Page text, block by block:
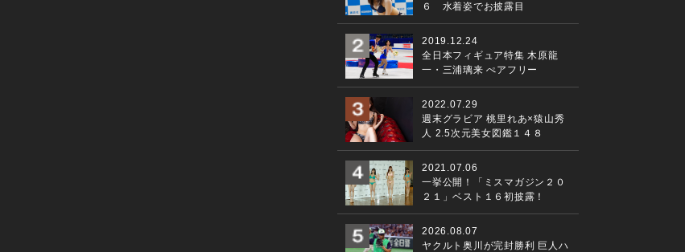
６ 水着姿でお披露目
2019.12.24
全日本フィギュア特集 木原龍
一・三浦璃来 ぺアフリー
2022.07.29
週末グラビア 桃里れあ×猿山秀
人 2.5次元美女図鑑１４８
2021.07.06
一挙公開！「ミスマガジン２０
２１」ベスト１６初披露！
2026.08.07
ヤクルト奥川が完封勝利 巨人ハ